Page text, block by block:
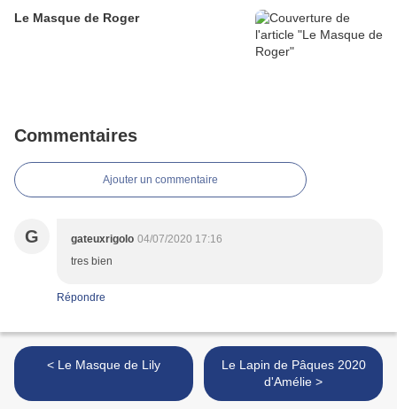
Le Masque de Roger
Commentaires
Ajouter un commentaire
G gateuxrigolo 04/07/2020 17:16
tres bien
Répondre
< Le Masque de Lily
Le Lapin de Pâques 2020
d'Amélie >